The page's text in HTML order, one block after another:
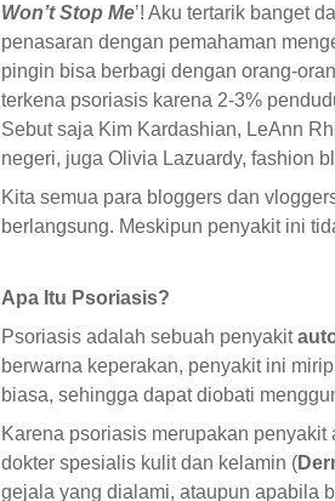
Won’t Stop Me’! Aku tertarik banget
penasaran dengan pemahaman
pingin bisa berbagi dengan orang-
terkena psoriasis karena 2-3%
Sebut saja Kim Kardashian, LeAnn
negeri, juga Olivia Lazuardy, fashion
Kita semua para bloggers dan
berlangsung. Meskipun penyakit ini
Apa Itu Psoriasis?
Psoriasis adalah sebuah penyakit
berwarna keperakan, penyakit ini
biasa, sehingga dapat diobati
Karena psoriasis merupakan
dokter spesialis kulit dan kelamin (
gejala yang dialami, ataupun apabila